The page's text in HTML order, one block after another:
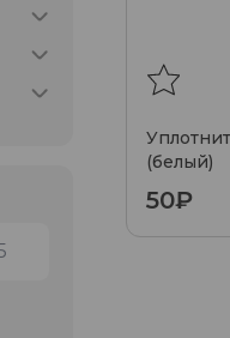
(белый)
50₽